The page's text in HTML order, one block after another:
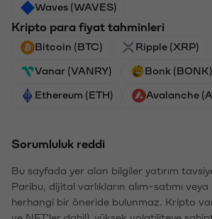
Waves (WAVES)
Kripto para fiyat tahminleri
Bitcoin (BTC) Ripple (XRP)
Vanar (VANRY) Bonk (BONK)
Ethereum (ETH) Avalanche
Sorumluluk reddi
Bu sayfada yer alan bilgiler yatırım
Paribu, dijital varlıkların alım-satımı
herhangi bir öneride bulunmaz. Kripto
ve NFT'ler dahil), yüksek volatiliteye